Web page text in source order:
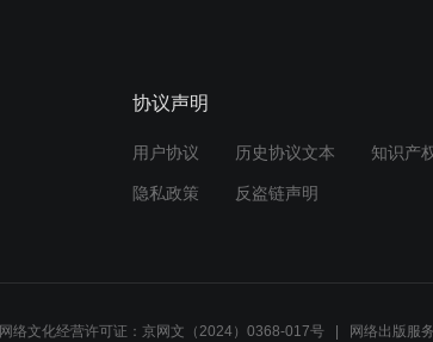
协议声明
用户协议 历史协议文本 知识产
隐私政策 反盗链声明
网络文化经营许可证：京网文（2024）0368-017号 网络出版服